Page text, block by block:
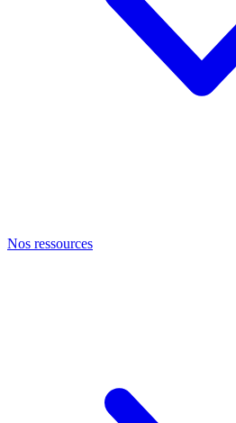
Nos ressources